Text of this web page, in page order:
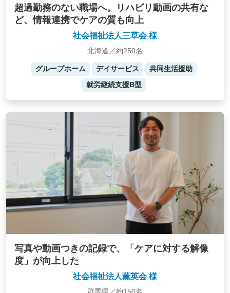
超過勤務のない職場へ。リハビリ動画の共有な
ど、情報連携でケアの質も向上
社会福祉法人三草会 様
北海道／約250名
グループホーム デイサービス
共同生活援助
就労継続支援B型
写真や動画つきの記録で、「ケアに対する解像
度」が向上した
社会福祉法人薫英会 様